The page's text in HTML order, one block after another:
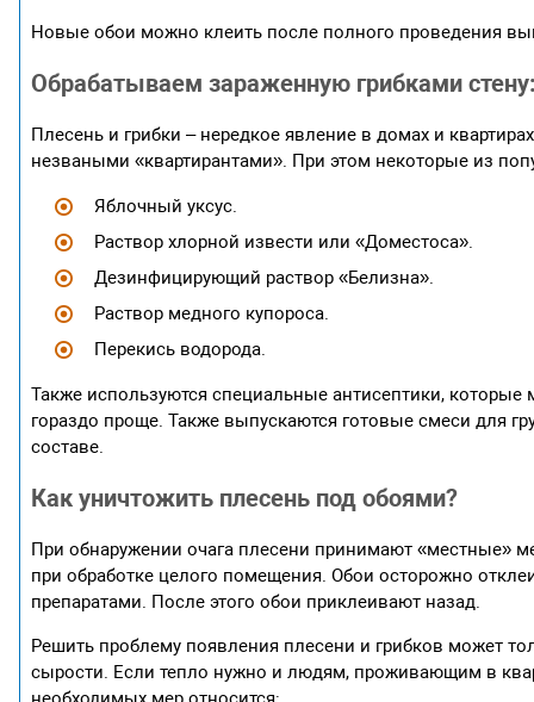
Новые обои можно клеить после полного проведения
Обрабатываем зараженную грибками
Плесень и грибки – нередкое явление в домах и
незваными «квартирантами». При этом некоторые из
Яблочный уксус.
Раствор хлорной извести или «Доместоса».
Дезинфицирующий раствор «Белизна».
Раствор медного купороса.
Перекись водорода.
Также используются специальные антисептики,
гораздо проще. Также выпускаются готовые смеси для
составе.
Как уничтожить плесень под обоями?
При обнаружении очага плесени принимают «местные»
при обработке целого помещения. Обои осторожно
препаратами. После этого обои приклеивают назад.
Решить проблему появления плесени и грибков может
сырости. Если тепло нужно и людям, проживающим в